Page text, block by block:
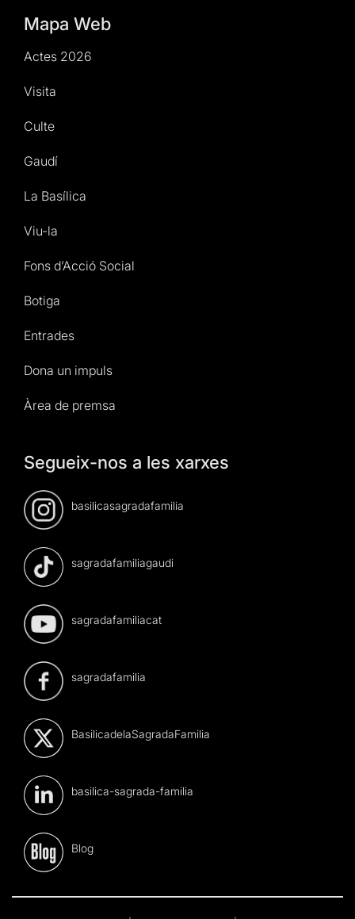
Mapa Web
Actes 2026
Visita
Culte
Gaudí
La Basílica
Viu-la
Fons d’Acció Social
Botiga
Entrades
Dona un impuls
Àrea de premsa
Segueix-nos a les xarxes
basilicasagradafamilia
sagradafamiliagaudi
sagradafamiliacat
sagradafamilia
BasilicadelaSagradaFamilia
basilica-sagrada-familia
Blog